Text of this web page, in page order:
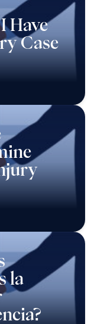
Have
Case
la